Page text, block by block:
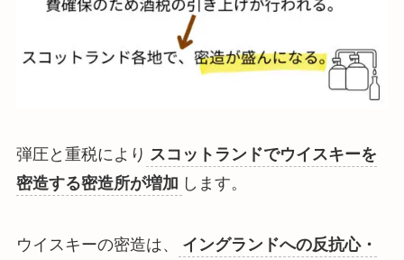
弾圧と重税により スコットランドでウイスキーを
密造する密造所が増加 します。
ウイスキーの密造は、
イングランドへの反抗心・